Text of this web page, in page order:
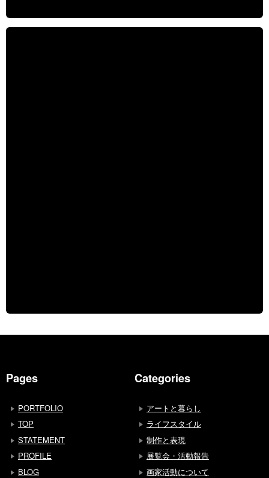
Pages
PORTFOLIO
TOP
STATEMENT
PROFILE
BLOG
Categories
アートと暮らし
ライフスタイル
制作と表現
展覧会・活動報告
画家活動について